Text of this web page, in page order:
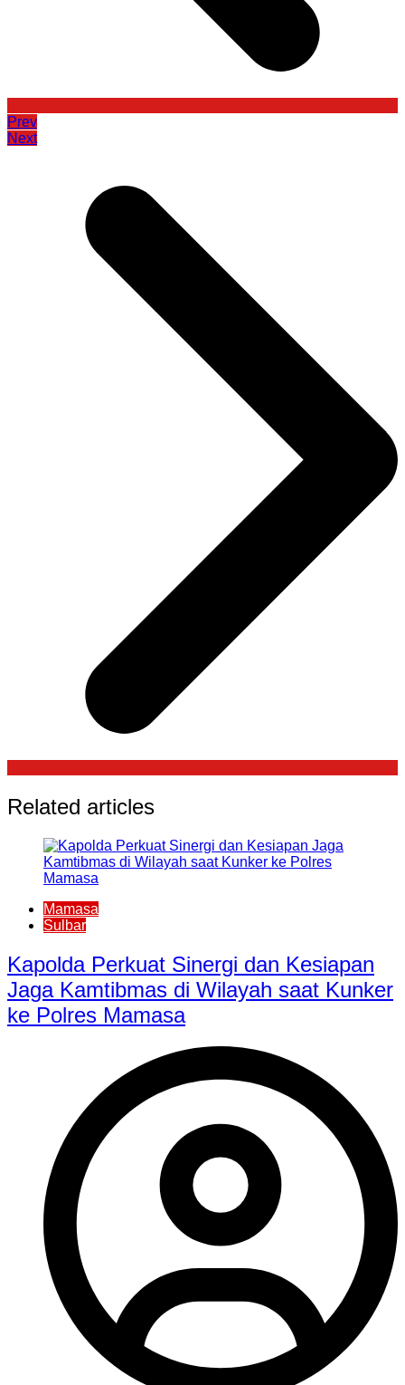
Prev
Next
Related articles
Mamasa
Sulbar
Kapolda Perkuat Sinergi dan Kesiapan
Jaga Kamtibmas di Wilayah saat Kunker
ke Polres Mamasa